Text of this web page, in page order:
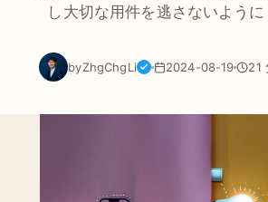
し大切な用件を逃さないように
byZhgChgLi 2024-08-19 21